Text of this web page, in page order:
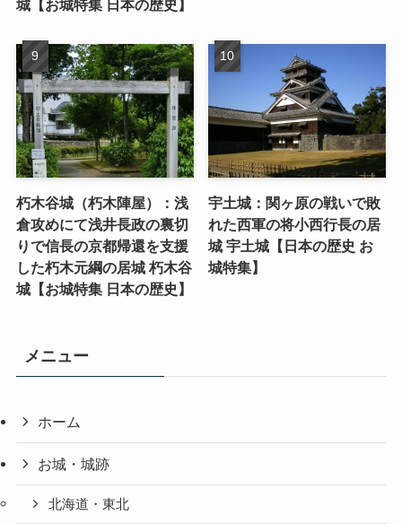
城【お城特集 日本の歴史】
朽木谷城（朽木陣屋）：浅
倉攻めにて浅井長政の裏切
りで信長の京都帰還を支援
した朽木元綱の居城 朽木谷
城【お城特集 日本の歴史】
宇土城：関ヶ原の戦いで敗
れた西軍の将小西行長の居
城 宇土城【日本の歴史 お
城特集】
メニュー
ホーム
お城・城跡
北海道・東北